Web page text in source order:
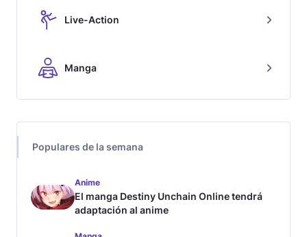
Live-Action
Manga
Populares de la semana
Anime
El manga Destiny Unchain Online tendrá
adaptación al anime